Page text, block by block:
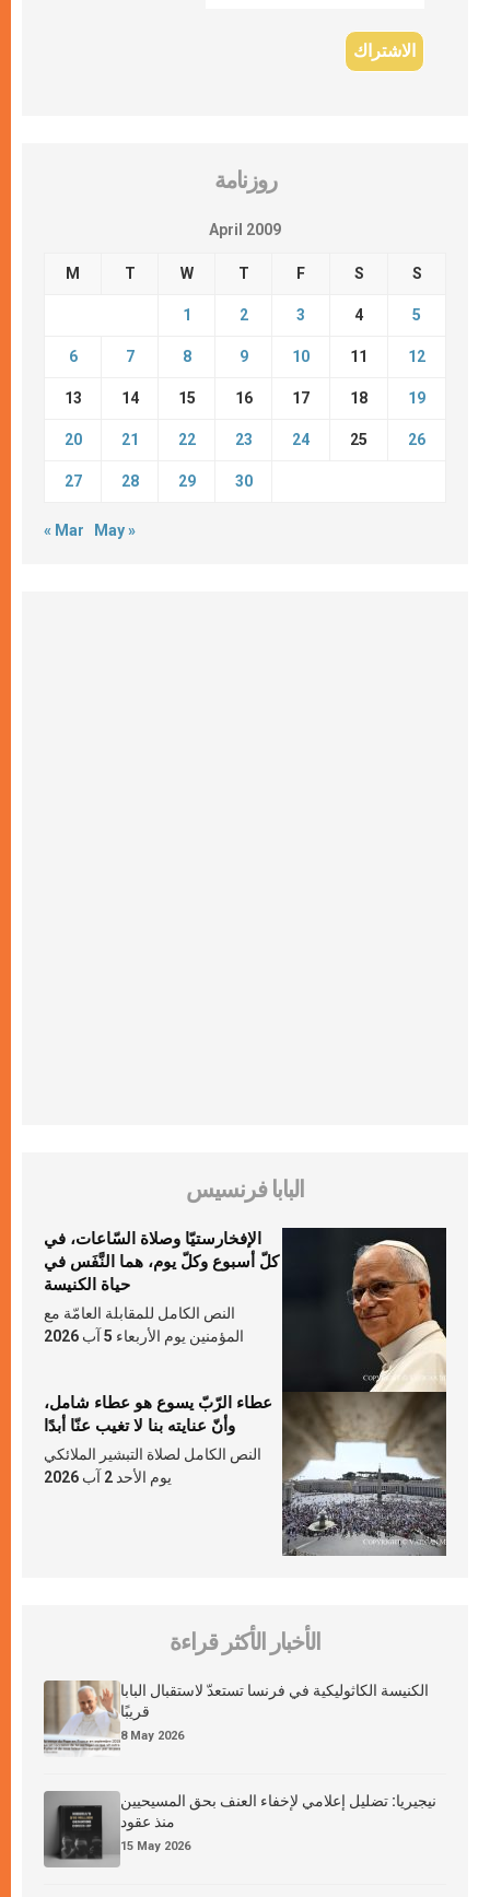
روزنامة
April 2009
M T W T F S S
1 2 3 4 5
6 7 8 9 10 11 12
13 14 15 16 17 18 19
20 21 22 23 24 25 26
27 28 29 30
« Mar May »
البابا فرنسيس
الإفخارستيّا وصلاة السّاعات، في
كلّ أسبوع وكلّ يوم، هما النَّفَس في
حياة الكنيسة
النص الكامل للمقابلة العامّة مع
المؤمنين يوم الأربعاء 5 آب 2026
عطاء الرّبّ يسوع هو عطاء شامل،
وأنّ عنايته بنا لا تغيب عنّا أبدًا
النص الكامل لصلاة التبشير الملائكي
يوم الأحد 2 آب 2026
الأخبار الأكثر قراءة
الكنيسة الكاثوليكية في فرنسا تستعدّ لاستقبال البابا
قريبًا
8 May 2026
نيجيريا: تضليل إعلامي لإخفاء العنف بحق المسيحيين
منذ عقود
15 May 2026